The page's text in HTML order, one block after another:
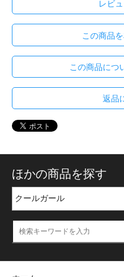
レビ
この商品
この商品につ
返品
ほかの商品を探す